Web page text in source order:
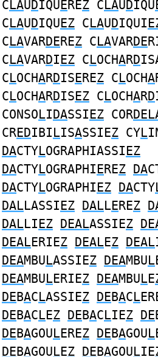
CLAUDIQUEREZ CLAUDIQU
CLAUDIQUEZ CLAUDIQUI
CLAVARDEREZ CLAVARDE
CLAVARDIEZ CLOCHARD
CLOCHARDISEREZ CLOCHA
CLOCHARDISEZ CLOCHARD
CONSOLIDASSIEZ COR
CREDIBILISASSIEZ CYL
DACTYLOGRAPHIASSIEZ
DACTYLOGRAPHIEREZ DA
DACTYLOGRAPHIEZ DACTY
DALLASSIEZ DALLEREZ
DALLIEZ DEALASSIEZ
DEALERIEZ DEALEZ DEAL
DEAMBULASSIEZ DEAMBUL
DEAMBULERIEZ DEAMBULE
DEBACLASSIEZ DEBACL
DEBACLEZ DEBACLIEZ DE
DEBAGOULEREZ DEBAGOUL
DEBAGOULEZ DEBAGOULIE